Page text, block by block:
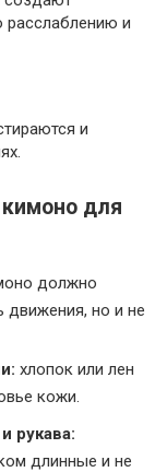
и
и
для
должно
движения, но и не
хлопок или лен
кожи.
рукава:
длинные и не